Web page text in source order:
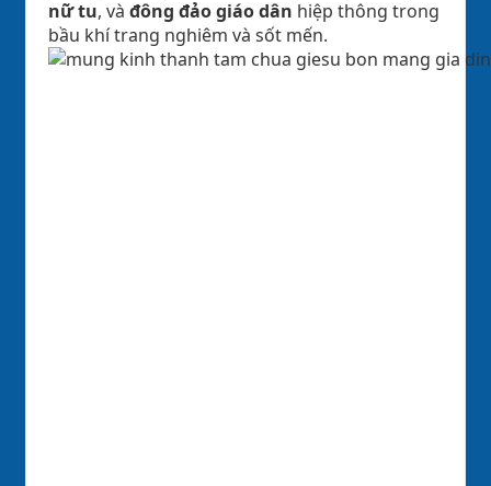
nữ tu, và đông đảo giáo dân hiệp thông trong
bầu khí trang nghiêm và sốt mến.